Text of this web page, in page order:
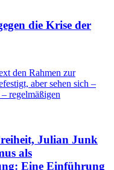
die Krise der
den Rahmen zur
aber sehen sich –
regelmäßigen
Julian Junk
als
Eine Einführung